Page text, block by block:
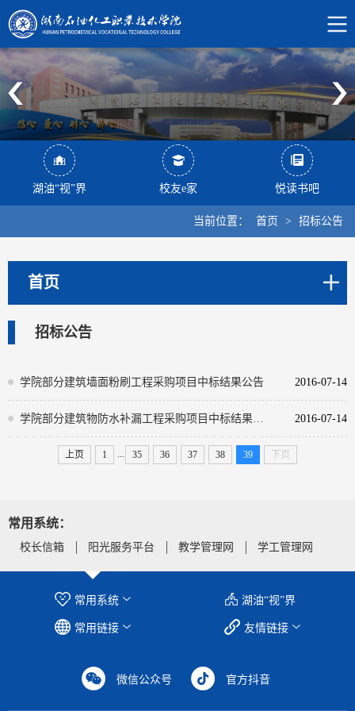
湖油“视”界 校友e家 悦读书吧
当前位置： 首页 > 招标公告
首页
招标公告
学院部分建筑墙面粉刷工程采购项目中标结果公告 2016-07-14
2016-07-14
上页 1 35 36 37 38 39 下页
常用系统：
校长信箱 阳光服务平台 教学管理网 学工管理网
湖油“视”界
常用系统
友情链接
常用链接
微信公众号 官方抖音